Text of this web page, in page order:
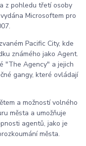
z pohledu třetí osoby
Microsoftem pro
Pacific City, kde
známého jako Agent.
"The Agency" a jejich
gangy, které ovládají
a možností volného
města a umožňuje
agentů, jako je
města.